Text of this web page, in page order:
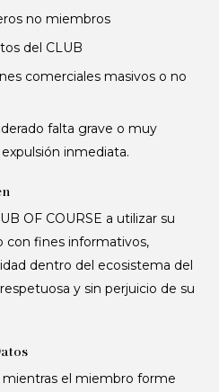
no miembros
del CLUB
comerciales masivos o no
falta grave o muy
inmediata.
OF COURSE a utilizar su
con fines informativos,
dentro del ecosistema del
y sin perjuicio de su
mientras el miembro forme